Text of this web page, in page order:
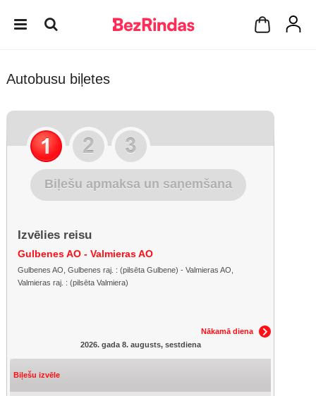
Autobusu biļetes
Biļešu apmaksa un saņemšana
Izvēlies reisu
Gulbenes AO - Valmieras AO
Gulbenes AO, Gulbenes raj. : (pilsēta Gulbene) - Valmieras AO,
Valmieras raj. : (pilsēta Valmiera)
Nākamā diena
2026. gada 8. augusts, sestdiena
Biļešu izvēle